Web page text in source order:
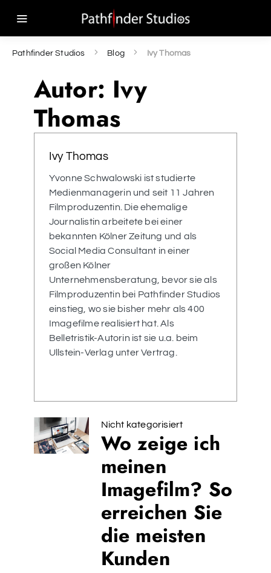
Pathfinder Studios Blog Ivy Thomas
Autor: Ivy
Thomas
Ivy Thomas
Yvonne Schwalowski ist studierte
Medienmanagerin und seit 11 Jahren
Filmproduzentin. Die ehemalige
Journalistin arbeitete bei einer
bekannten Kölner Zeitung und als
Social Media Consultant in einer
großen Kölner
Unternehmensberatung, bevor sie als
Filmproduzentin bei Pathfinder Studios
einstieg, wo sie bisher mehr als 400
Imagefilme realisiert hat. Als
Belletristik-Autorin ist sie u.a. beim
Ullstein-Verlag unter Vertrag.
Nicht kategorisiert
Wo zeige ich
meinen
Imagefilm? So
erreichen Sie
die meisten
Kunden